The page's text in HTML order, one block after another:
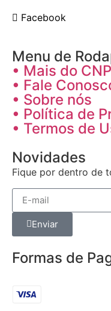
Facebook
Menu de
• Mais do
• Fale
• Sobre nós
• Política de
• Termos de
Novidades
Fique por dentro de
Enviar
Formas de